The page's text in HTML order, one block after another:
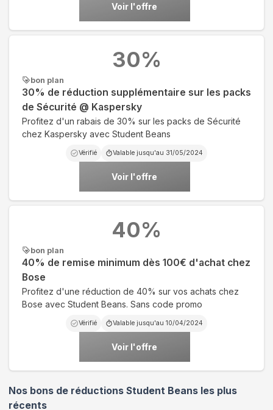
Voir l'offre
bon plan
30% de réduction supplémentaire sur les packs
de Sécurité @ Kaspersky
Profitez d'un rabais de 30% sur les packs de Sécurité
chez Kaspersky avec Student Beans
Vérifié Valable jusqu'au 31/05/2024
Voir l'offre
30%
bon plan
40% de remise minimum dès 100€ d'achat chez
Bose
Profitez d'une réduction de 40% sur vos achats chez
Bose avec Student Beans. Sans code promo
Vérifié Valable jusqu'au 10/04/2024
Voir l'offre
40%
Nos bons de réductions Student Beans les plus
récents